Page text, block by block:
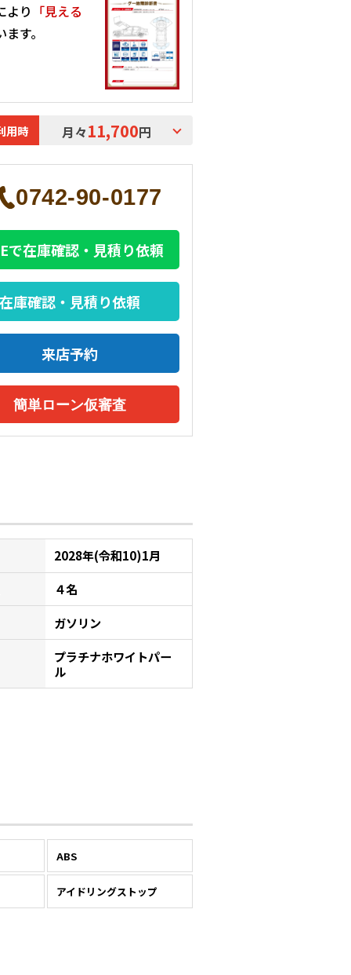
より 「見える
す。
用時 月々11,700円
0742-90-0177
で在庫確認・見積り依頼
在庫確認・見積り依頼
来店予約
簡単ローン仮審査
2028年(令和10)1月
４名
ガソリン
プラチナホワイトパー
ル
ABS
アイドリングストップ